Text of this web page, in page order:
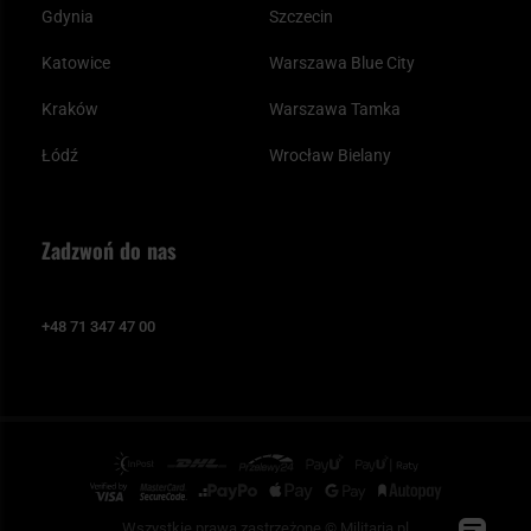
Gdynia
Katowice
Kraków
Łódź
Szczecin
Warszawa Blue City
Warszawa Tamka
Wrocław Bielany
Zadzwoń do nas
+48 71 347 47 00